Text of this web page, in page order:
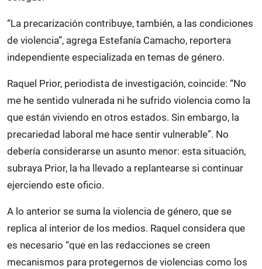
“La precarización contribuye, también, a las condiciones
de violencia”, agrega Estefanía Camacho, reportera
independiente especializada en temas de género.
Raquel Prior, periodista de investigación, coincide: “No
me he sentido vulnerada ni he sufrido violencia como la
que están viviendo en otros estados. Sin embargo, la
precariedad laboral me hace sentir vulnerable”. No
debería considerarse un asunto menor: esta situación,
subraya Prior, la ha llevado a replantearse si continuar
ejerciendo este oficio.
A lo anterior se suma la violencia de género, que se
replica al interior de los medios. Raquel considera que
es necesario “que en las redacciones se creen
mecanismos para protegernos de violencias como los